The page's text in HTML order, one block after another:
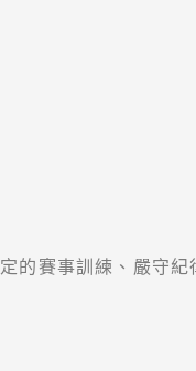
的賽事訓練、嚴守紀